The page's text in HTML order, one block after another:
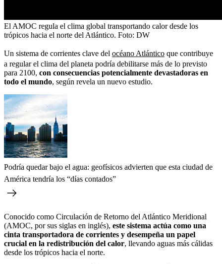
El AMOC regula el clima global transportando calor desde los
trópicos hacia el norte del Atlántico. Foto: DW
Un sistema de corrientes clave del océano Atlántico que contribuye
a regular el clima del planeta podría debilitarse más de lo previsto
para 2100, con consecuencias potencialmente devastadoras en
todo el mundo, según revela un nuevo estudio.
Podría quedar bajo el agua: geofísicos advierten que esta ciudad de
América tendría los “días contados”
Conocido como Circulación de Retorno del Atlántico Meridional
(AMOC, por sus siglas en inglés), este sistema actúa como una
cinta transportadora de corrientes y desempeña un papel
crucial en la redistribución del calor, llevando aguas más cálidas
desde los trópicos hacia el norte.